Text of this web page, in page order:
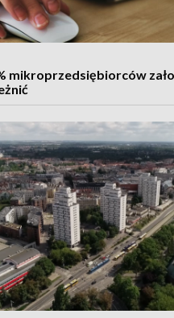
mikroprzedsiębiorców